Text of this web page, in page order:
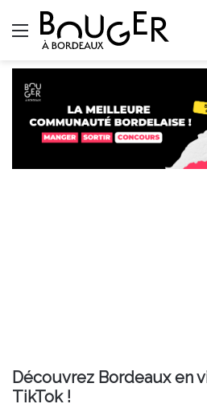
Menu
Découvrez Bordeaux en
TikTok !